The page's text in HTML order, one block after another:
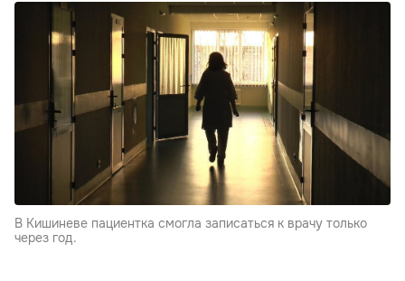
В Кишиневе пациентка смогла записаться к врачу только
через год.